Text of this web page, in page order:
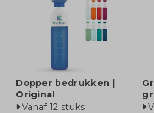
Dopper bedrukken |
Original
Vanaf 12 stuks